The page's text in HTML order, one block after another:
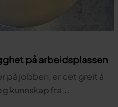
på arbeidsplassen
på jobben, er det greit å
kunnskap fra,…